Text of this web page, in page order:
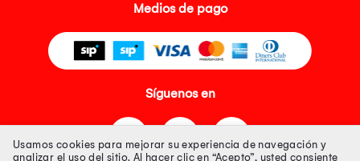
Medios de pago
Síguenos en
Usamos cookies para mejorar su experiencia de navegación y
analizar el uso del sitio. Al hacer clic en “Acepto”, usted consiente